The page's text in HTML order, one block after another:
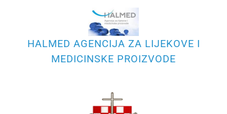
HALMED AGENCIJA ZA LIJEKOVE I
MEDICINSKE PROIZVODE